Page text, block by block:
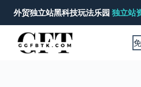
跳
过
内
外贸独立站黑科技玩法乐园 独立站